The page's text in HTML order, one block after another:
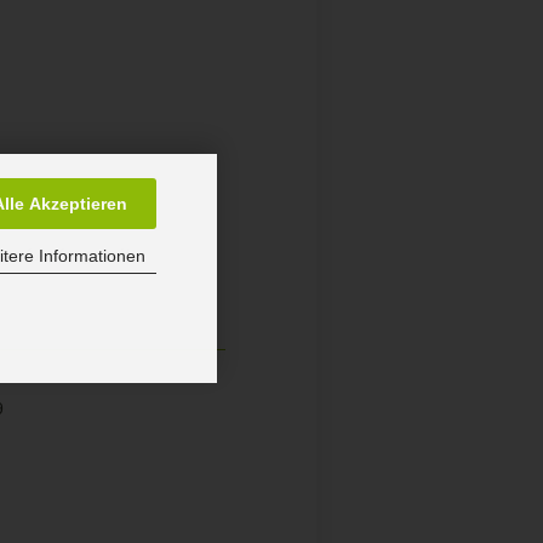
Akzeptieren
Informationen
auf Anfrage mit